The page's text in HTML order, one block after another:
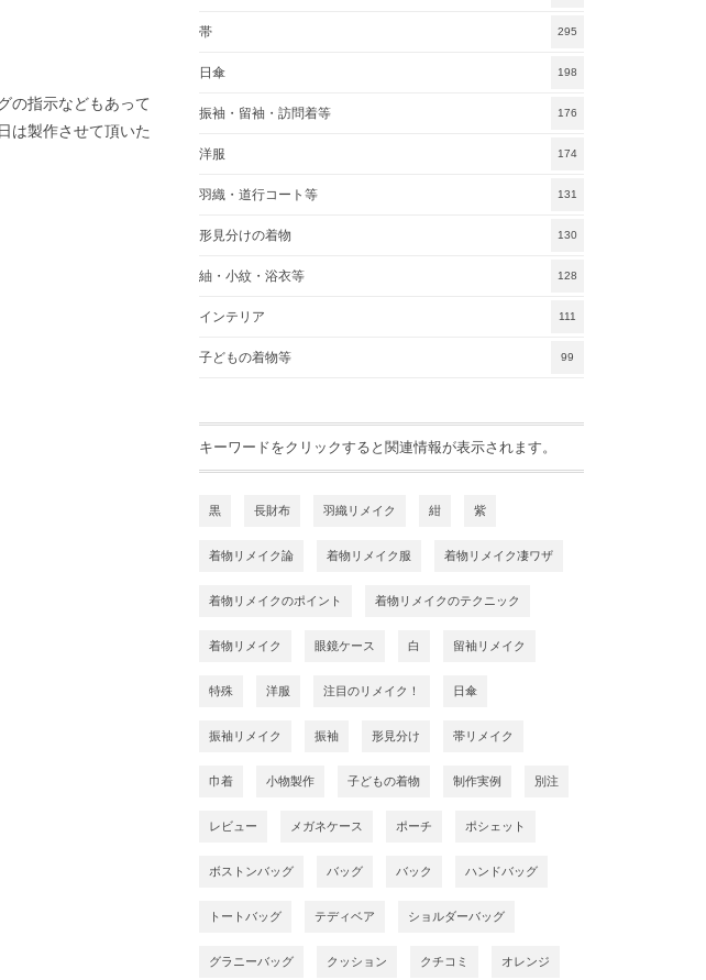
の指示などもあって
は製作させて頂いた
帯 295
日傘 198
振袖・留袖・訪問着等 176
洋服 174
羽織・道行コート等 131
形見分けの着物 130
紬・小紋・浴衣等 128
インテリア 111
子どもの着物等 99
キーワードをクリックすると関連情報が表示されます。
黒 長財布 羽織リメイク 紺 紫
着物リメイク論 着物リメイク服 着物リメイク凄ワザ
着物リメイクのポイント 着物リメイクのテクニック
着物リメイク 眼鏡ケース 白 留袖リメイク
特殊 洋服 注目のリメイク！ 日傘
振袖リメイク 振袖 形見分け 帯リメイク
巾着 小物製作 子どもの着物 制作実例 別注
レビュー メガネケース ポーチ ポシェット
ボストンバッグ バッグ バック ハンドバッグ
トートバッグ テディベア ショルダーバッグ
グラニーバッグ クッション クチコミ オレンジ